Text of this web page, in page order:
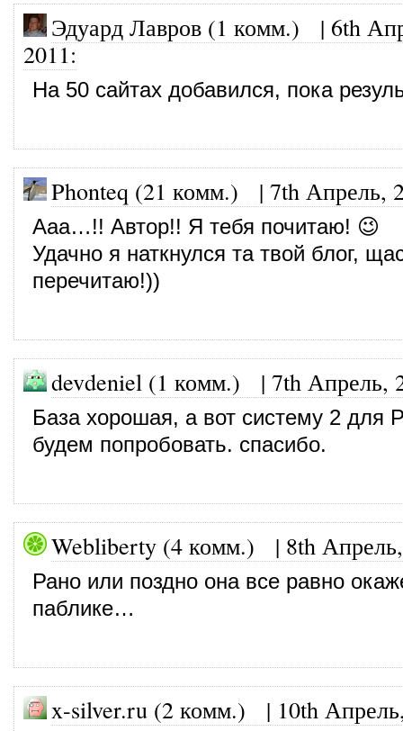
Эдуард Лавров (1 комм.) | 6th
2011:
На 50 сайтах добавился, пока
Phonteq (21 комм.) | 7th Апрель,
Ааа…!! Автор!! Я тебя почитаю! 😉
Удачно я наткнулся та твой блог,
перечитаю!))
devdeniel (1 комм.) | 7th Апрель,
База хорошая, а вот систему 2 для
будем попробовать. спасибо.
Webliberty (4 комм.) | 8th
Рано или поздно она все равно
паблике…
x-silver.ru (2 комм.) | 10th